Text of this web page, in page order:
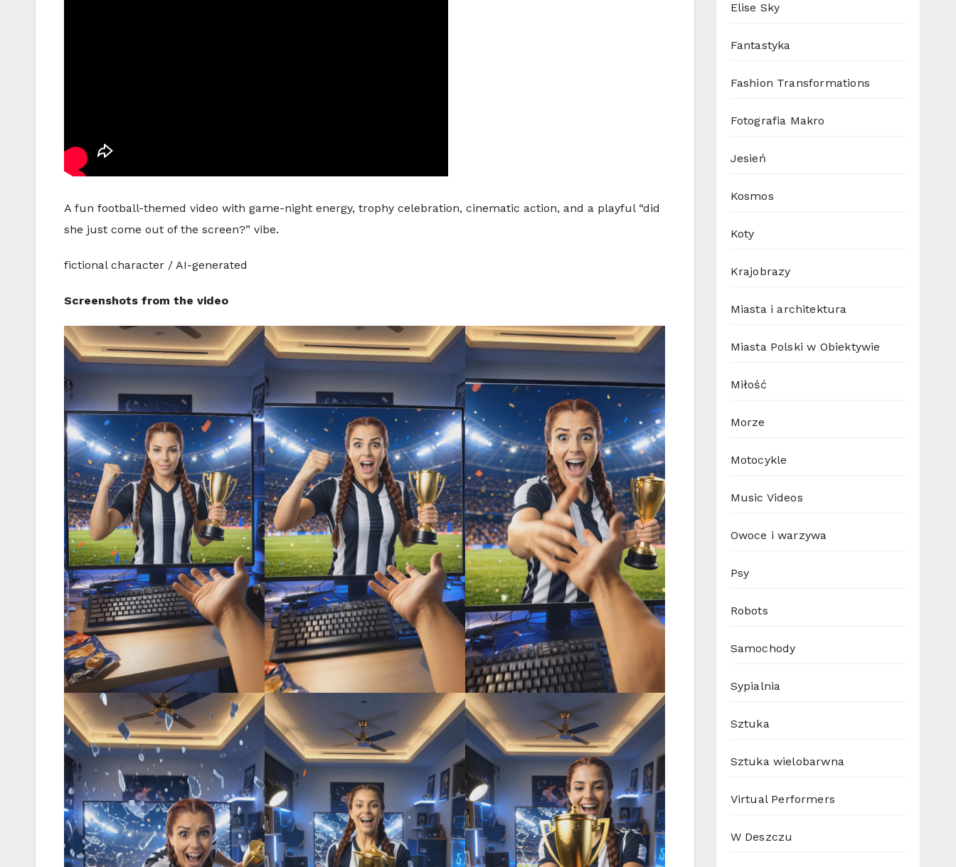
A fun football-themed video with game-night energy, trophy celebration, cinematic action, and a playful “did
she just come out of the screen?” vibe.
fictional character / AI-generated
Screenshots from the video
Elise Sky
Fantastyka
Fashion Transformations
Fotografia Makro
Jesień
Kosmos
Koty
Krajobrazy
Miasta i architektura
Miasta Polski w Obiektywie
Miłość
Morze
Motocykle
Music Videos
Owoce i warzywa
Psy
Robots
Samochody
Sypialnia
Sztuka
Sztuka wielobarwna
Virtual Performers
W Deszczu